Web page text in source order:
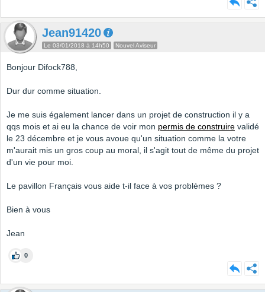
Jean91420
Le 03/01/2018 à 14h50 Nouvel Aviseur
Bonjour Difock788,
Dur dur comme situation.
Je me suis également lancer dans un projet de construction il y a
qqs mois et ai eu la chance de voir mon permis de construire validé
le 23 décembre et je vous avoue qu'un situation comme la votre
m'aurait mis un gros coup au moral, il s'agit tout de même du projet
d'un vie pour moi.
Le pavillon Français vous aide t-il face à vos problèmes ?
Bien à vous
Jean
0